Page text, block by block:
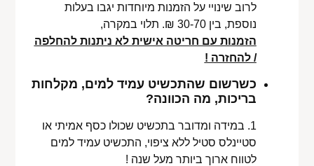
לרוב שינויי על הזמנות מיוחדות יגבו בעלות
נוספת, בין 30-70 ₪. תלוי במקרה,
הזמנות עם חריטה אישית לא ניתנות להחלפה
/ להחזרה !
כשרשום שהתכשיט עמיד למים, מקלחות
בריכות, מה הכוונה?
1. במידה ומדובר בתכשיט שכולו כסף אמיתי או
סטיינלס סטיל ללא ציפוי, התכשיט עמיד למים
לטווח ארוך ביותר מעל שנה !